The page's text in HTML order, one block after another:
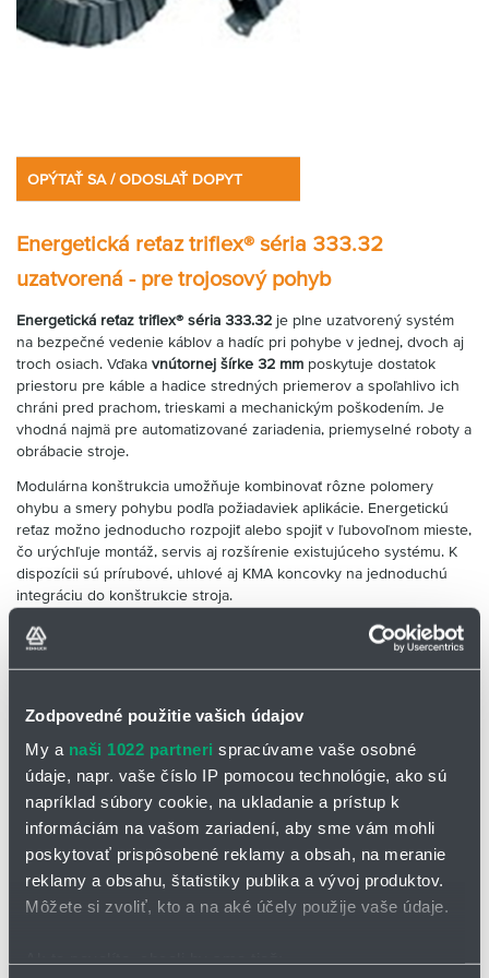
Zodpovedné použitie vašich údajov
My a naši 1022 partneri spracúvame vaše osobné
údaje, napr. vaše číslo IP pomocou technológie, ako sú
napríklad súbory cookie, na ukladanie a prístup k
informáciám na vašom zariadení, aby sme vám mohli
poskytovať prispôsobené reklamy a obsah, na meranie
reklamy a obsahu, štatistiky publika a vývoj produktov.
Môžete si zvoliť, kto a na aké účely použije vaše údaje.
OPÝTAŤ SA / ODOSLAŤ DOPYT
Energetická reťaz triflex® séria 333.32
uzatvorená - pre trojosový pohyb
Energetická reťaz triflex® séria 333.32 je plne uzatvorený systém
na bezpečné vedenie káblov a hadíc pri pohybe v jednej, dvoch aj
troch osiach. Vďaka vnútornej šírke 32 mm poskytuje dostatok
priestoru pre káble a hadice stredných priemerov a spoľahlivo ich
chráni pred prachom, trieskami a mechanickým poškodením. Je
vhodná najmä pre automatizované zariadenia, priemyselné roboty a
obrábacie stroje.
Modulárna konštrukcia umožňuje kombinovať rôzne polomery
ohybu a smery pohybu podľa požiadaviek aplikácie. Energetickú
reťaz možno jednoducho rozpojiť alebo spojiť v ľubovoľnom mieste,
čo urýchľuje montáž, servis aj rozšírenie existujúceho systému. K
dispozícii sú prírubové, uhlové aj KMA koncovky na jednoduchú
integráciu do konštrukcie stroja.
✅Typické oblasti použitia:
priemyselná robotika, obrábacie stroje,
zdravotnícke prístroje, manipulačná technika, automatizačné
zariadenia, spracovanie plastov, stavebné stroje a výrobné linky.
K dispozícii sú prírubové alebo
uhlové montážne držiaky
Možno kombinovať rôzne polomery
ohybu a smery pohybu
Plne uzavretý dizajn
Vynikajúca ochrana pred nečistotami
a trieskami
Cenovo výhodné prevedemoe pre
Oddeľovanie a spájanie v ľubovoľnom